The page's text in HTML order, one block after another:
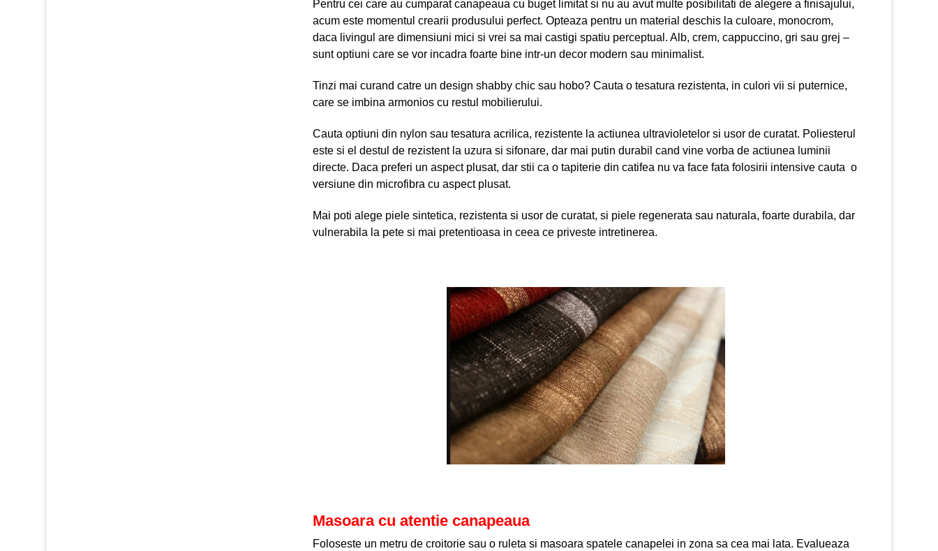
Pentru cei care au cumparat canapeaua cu buget limitat si nu au avut multe posibilitati de alegere a finisajului,
acum este momentul crearii produsului perfect. Opteaza pentru un material deschis la culoare, monocrom,
daca livingul are dimensiuni mici si vrei sa mai castigi spatiu perceptual. Alb, crem, cappuccino, gri sau grej –
sunt optiuni care se vor incadra foarte bine intr-un decor modern sau minimalist.
Tinzi mai curand catre un design shabby chic sau hobo? Cauta o tesatura rezistenta, in culori vii si puternice,
care se imbina armonios cu restul mobilierului.
Cauta optiuni din nylon sau tesatura acrilica, rezistente la actiunea ultravioletelor si usor de curatat. Poliesterul
este si el destul de rezistent la uzura si sifonare, dar mai putin durabil cand vine vorba de actiunea luminii
directe. Daca preferi un aspect plusat, dar stii ca o tapiterie din catifea nu va face fata folosirii intensive cauta o
versiune din microfibra cu aspect plusat.
Mai poti alege piele sintetica, rezistenta si usor de curatat, si piele regenerata sau naturala, foarte durabila, dar
vulnerabila la pete si mai pretentioasa in ceea ce priveste intretinerea.
Masoara cu atentie canapeaua
Foloseste un metru de croitorie sau o ruleta si masoara spatele canapelei in zona sa cea mai lata. Evalueaza